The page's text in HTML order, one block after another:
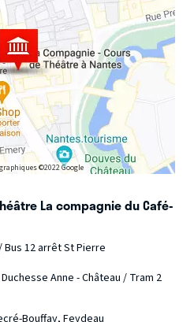
©2022 Google
La compagnie du Café-
12 arrêt St Pierre
Anne - Château / Tram 2